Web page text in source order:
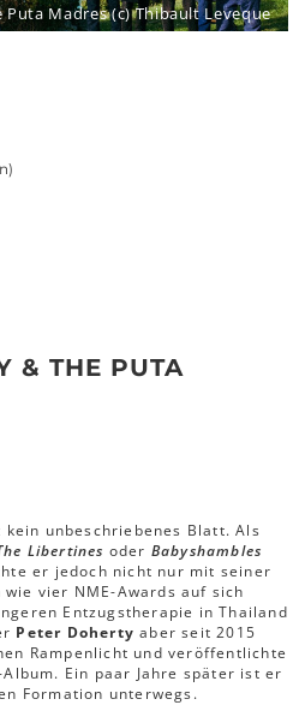
Puta Madres (c) Thibault Leveque
& THE PUTA
kein unbeschriebenes Blatt. Als
Libertines oder Babyshambles
er jedoch nicht nur mit seiner
vier NME-Awards auf sich
Entzugstherapie in Thailand
Peter Doherty aber seit 2015
Rampenlicht und veröffentlichte
Ein paar Jahre später ist er
Formation unterwegs.